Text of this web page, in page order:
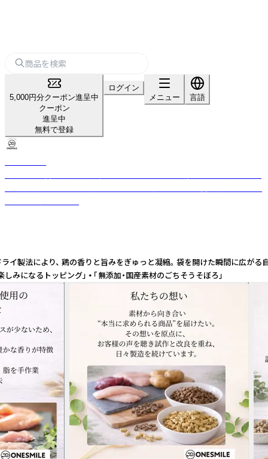
5,000円分クーポン進呈中
クーポン
進呈中
無料で登録
ログイン
メニュー
言語
により、 鶏の香りと旨みをぎゅっと凝縮。 袋を開けた瞬間に広
みになるトッピング」 • 「無添加・国産素材のごちそうそぼろ」